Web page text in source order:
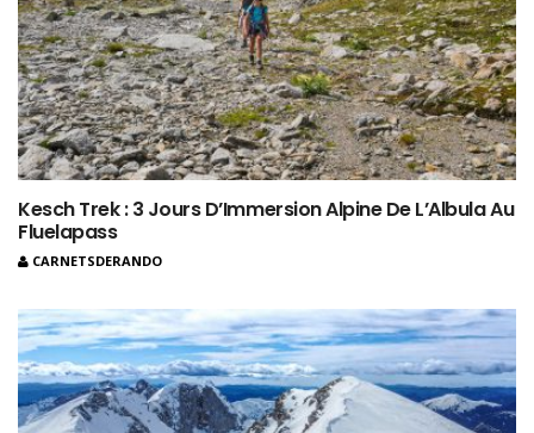
Kesch Trek : 3 Jours D’Immersion Alpine De L’Albula Au
Fluelapass
CARNETSDERANDO